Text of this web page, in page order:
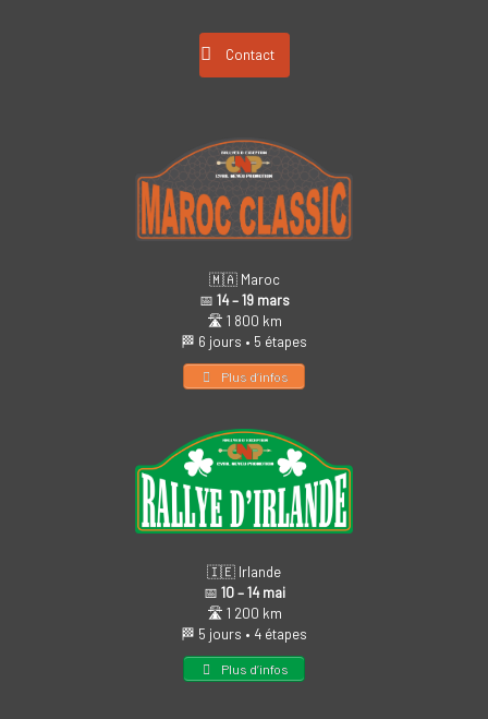
Contact
🇲🇦 Maroc
📅 14 – 19 mars
🛣️ 1 800 km
🏁 6 jours • 5 étapes
Plus d’infos
🇮🇪 Irlande
📅 10 – 14 mai
🛣️ 1 200 km
🏁 5 jours • 4 étapes
Plus d’infos